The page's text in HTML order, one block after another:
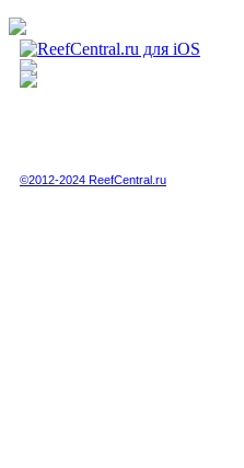
©2012-2024 ReefCentral.ru